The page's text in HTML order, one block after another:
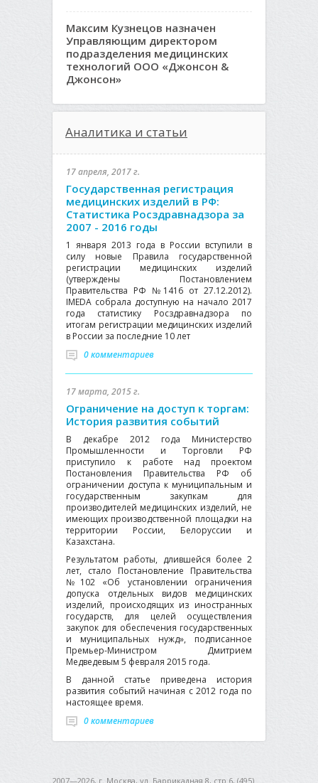
Максим Кузнецов назначен
Управляющим директором
подразделения медицинских
технологий ООО «Джонсон &
Джонсон»
Аналитика и статьи
17 апреля, 2017 г.
Государственная регистрация
медицинских изделий в РФ:
Статистика Росздравнадзора за
2007 - 2016 годы
1 января 2013 года в России вступили в
силу новые Правила государственной
регистрации медицинских изделий
(утверждены Постановлением
Правительства РФ №1416 от 27.12.2012).
IMEDA собрала доступную на начало 2017
года статистику Росздравнадзора по
итогам регистрации медицинских изделий
в России за последние 10 лет
0 комментариев
17 марта, 2015 г.
Ограничение на доступ к торгам:
История развития событий
В декабре 2012 года Министерство
Промышленности и Торговли РФ
приступило к работе над проектом
Постановления Правительства РФ об
ограничении доступа к муниципальным и
государственным закупкам для
производителей медицинских изделий, не
имеющих производственной площадки на
территории России, Белоруссии и
Казахстана.
Результатом работы, длившейся более 2
лет, стало Постановление Правительства
№102 «Об установлении ограничения
допуска отдельных видов медицинских
изделий, происходящих из иностранных
государств, для целей осуществления
закупок для обеспечения государственных
и муниципальных нужд», подписанное
Премьер-Министром Дмитрием
Медведевым 5 февраля 2015 года.
В данной статье приведена история
развития событий начиная с 2012 года по
настоящее время.
0 комментариев
2007—2026, г. Москва, ул. Баррикадная 8, стр.6, (495)